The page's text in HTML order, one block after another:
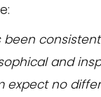
been
and
expect no